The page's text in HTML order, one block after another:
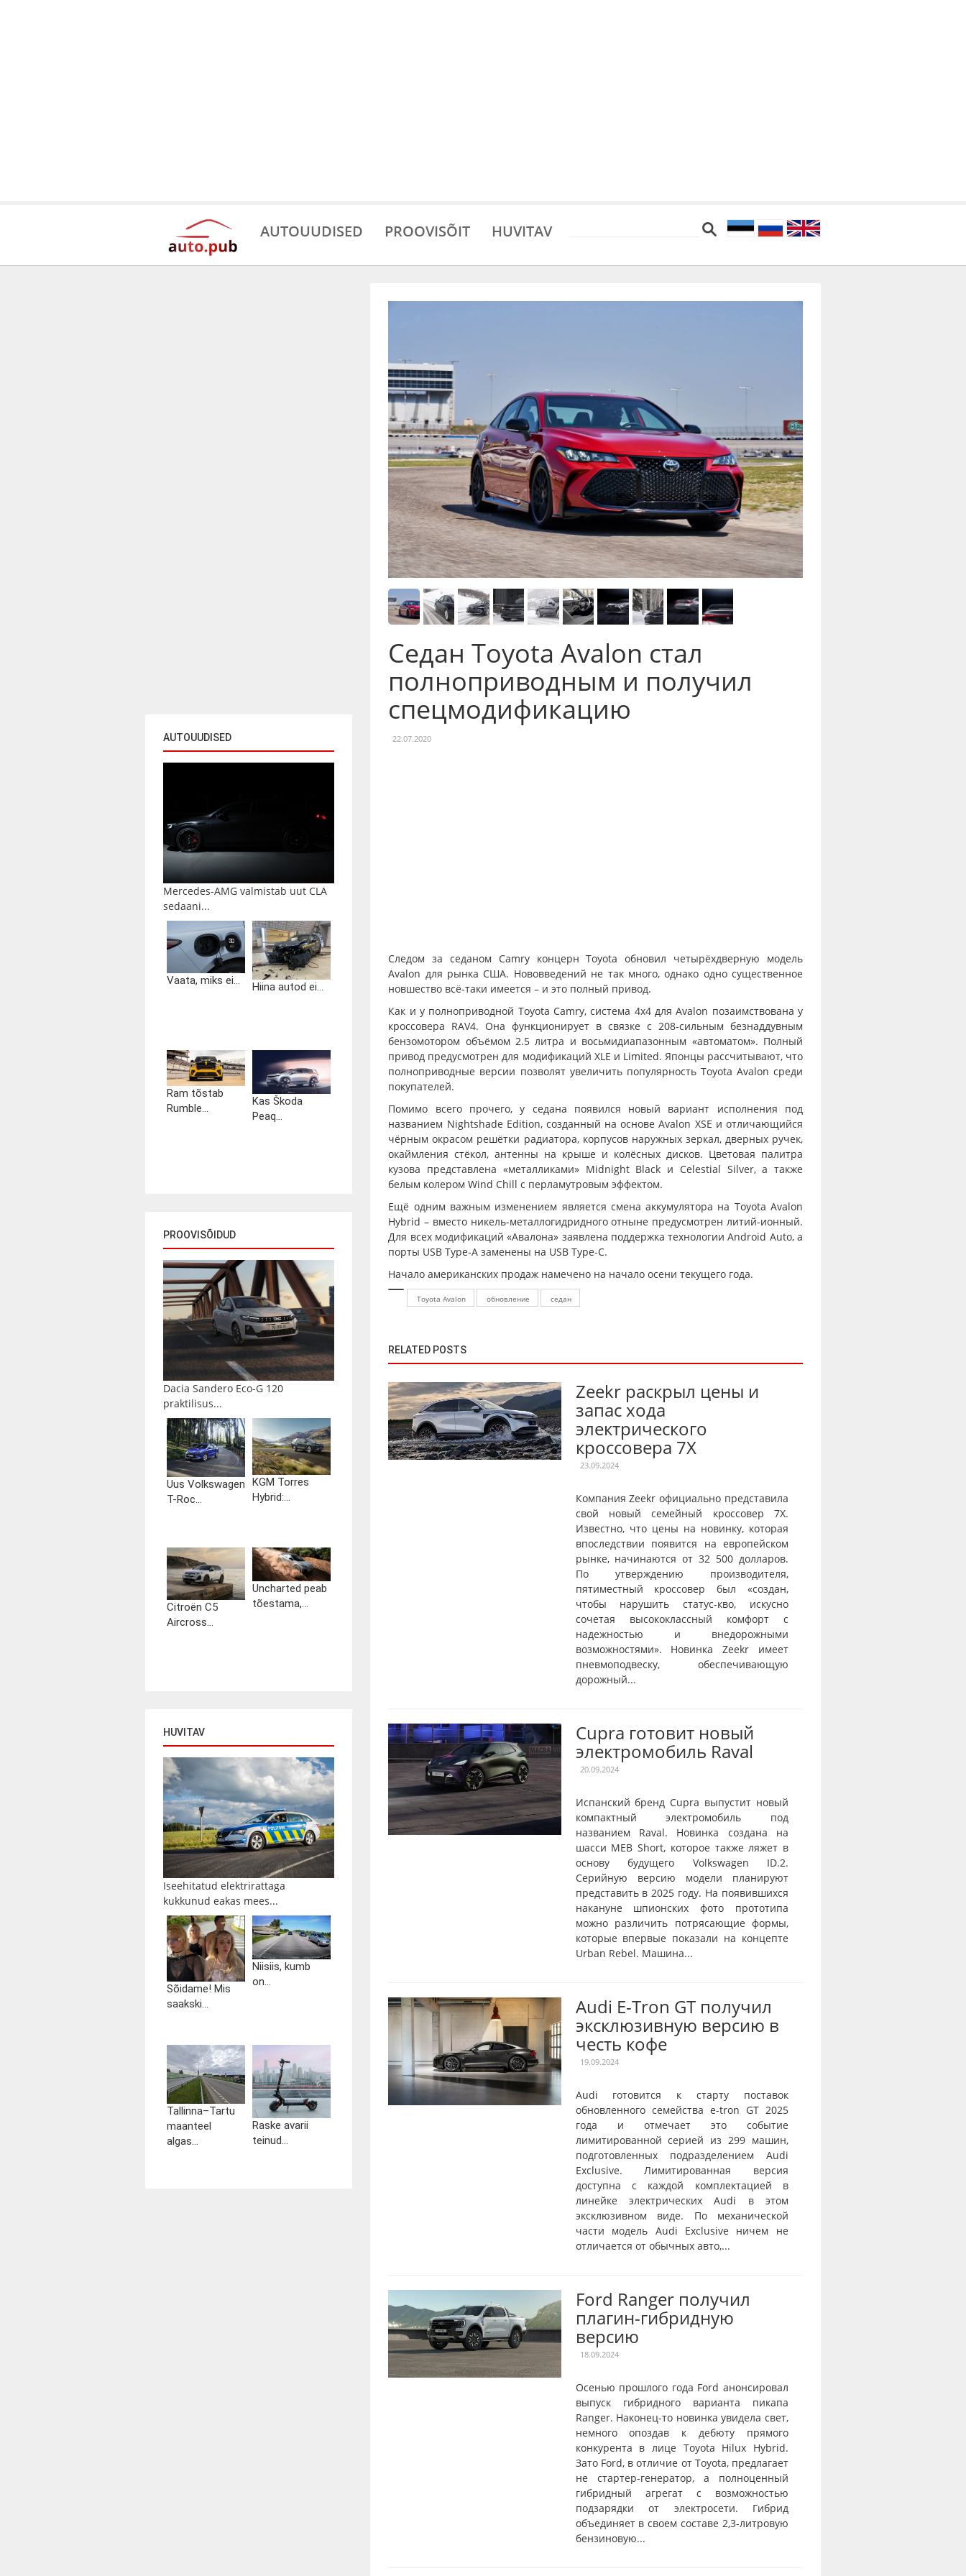
AUTOUUDISED PROOVISÕIT HUVITAV
AUTOUUDISED
Mercedes-AMG valmistab uut CLA
sedaani...
Vaata, miks ei...
Hiina autod ei...
Ram tõstab
Rumble...
Kas Škoda
Peaq...
PROOVISÕIDUD
Dacia Sandero Eco-G 120
praktilisus...
Uus Volkswagen
T-Roc...
KGM Torres
Hybrid:...
Citroën C5
Aircross...
Uncharted peab
tõestama,...
HUVITAV
Iseehitatud elektrirattaga
kukkunud eakas mees...
Sõidame! Mis
saakski...
Niisiis, kumb
on...
Tallinna–Tartu
maanteel
algas...
Raske avarii
teinud...
Седан Toyota Avalon стал
полноприводным и получил
спецмодификацию
22.07.2020
Следом за седаном Camry концерн Toyota обновил четырёхдверную модель
Avalon для рынка США. Нововведений не так много, однако одно существенное
новшество всё-таки имеется – и это полный привод.
Как и у полноприводной Toyota Camry, система 4х4 для Avalon позаимствована у
кроссовера RAV4. Она функционирует в связке с 208-сильным безнаддувным
бензомотором объёмом 2.5 литра и восьмидиапазонным «автоматом». Полный
привод предусмотрен для модификаций XLE и Limited. Японцы рассчитывают, что
полноприводные версии позволят увеличить популярность Toyota Avalon среди
покупателей.
Помимо всего прочего, у седана появился новый вариант исполнения под
названием Nightshade Edition, созданный на основе Avalon XSE и отличающийся
чёрным окрасом решётки радиатора, корпусов наружных зеркал, дверных ручек,
окаймления стёкол, антенны на крыше и колёсных дисков. Цветовая палитра
кузова представлена «металликами» Midnight Black и Celestial Silver, а также
белым колером Wind Chill с перламутровым эффектом.
Ещё одним важным изменением является смена аккумулятора на Toyota Avalon
Hybrid – вместо никель-металлогидридного отныне предусмотрен литий-ионный.
Для всех модификаций «Авалона» заявлена поддержка технологии Android Auto, а
порты USB Type-A заменены на USB Type-C.
Начало американских продаж намечено на начало осени текущего года.
Toyota Avalon обновление седан
RELATED POSTS
Zeekr раскрыл цены и
запас хода
электрического
кроссовера 7X
23.09.2024
Компания Zeekr официально представила
свой новый семейный кроссовер 7X.
Известно, что цены на новинку, которая
впоследствии появится на европейском
рынке, начинаются от 32 500 долларов.
По утверждению производителя,
пятиместный кроссовер был «создан,
чтобы нарушить статус-кво, искусно
сочетая высококлассный комфорт с
надежностью и внедорожными
возможностями». Новинка Zeekr имеет
пневмоподвеску, обеспечивающую
дорожный...
Cupra готовит новый
электромобиль Raval
20.09.2024
Испанский бренд Cupra выпустит новый
компактный электромобиль под
названием Raval. Новинка создана на
шасси MEB Short, которое также ляжет в
основу будущего Volkswagen ID.2.
Серийную версию модели планируют
представить в 2025 году. На появившихся
накануне шпионских фото прототипа
можно различить потрясающие формы,
которые впервые показали на концепте
Urban Rebel. Машина...
Audi E-Tron GT получил
эксклюзивную версию в
честь кофе
19.09.2024
Audi готовится к старту поставок
обновленного семейства e-tron GT 2025
года и отмечает это событие
лимитированной серией из 299 машин,
подготовленных подразделением Audi
Exclusive. Лимитированная версия
доступна с каждой комплектацией в
линейке электрических Audi в этом
эксклюзивном виде. По механической
части модель Audi Exclusive ничем не
отличается от обычных авто,...
Ford Ranger получил
плагин-гибридную
версию
18.09.2024
Осенью прошлого года Ford анонсировал
выпуск гибридного варианта пикапа
Ranger. Наконец-то новинка увидела свет,
немного опоздав к дебюту прямого
конкурента в лице Toyota Hilux Hybrid.
Зато Ford, в отличие от Toyota, предлагает
не стартер-генератор, а полноценный
гибридный агрегат с возможностью
подзарядки от электросети. Гибрид
объединяет в своем составе 2,3-литровую
бензиновую...